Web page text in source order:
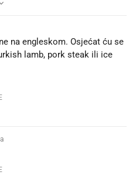
na engleskom. Osjećat ću se
lamb, pork steak ili ice